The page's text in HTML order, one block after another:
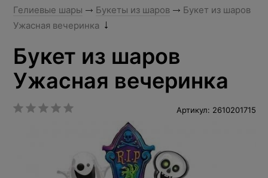
Гелиевые шары Букеты из шаров
Букет из шаров
Ужасная вечеринка
Букет из шаров
Ужасная вечеринка
Артикул: 2610201715